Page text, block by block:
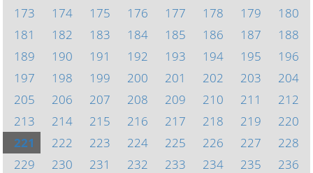
173
174 175 176 177 178 179
180
181
182 183 184 185 186 187
188
189
190 191 192 193 194 195
196
197
198 199 200 201 202 203
204
205
206 207 208 209 210 211
212
213
214 215 216 217 218 219
220
221
222 223 224 225 226 227
228
229
230 231 232 233 234 235
236